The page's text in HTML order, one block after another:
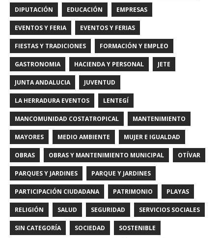
DIPUTACIÓN EDUCACIÓN EMPRESAS
EVENTOS Y FERIA EVENTOS Y FERIAS
FIESTAS Y TRADICIONES FORMACIÓN Y EMPLEO
GASTRONOMIA HACIENDA Y PERSONAL JETE
JUNTA ANDALUCIA JUVENTUD
LA HERRADURA EVENTOS LENTEGÍ
MANCOMUNIDAD COSTATROPICAL MANTENIMIENTO
MAYORES MEDIO AMBIENTE MUJER E IGUALDAD
OBRAS OBRAS Y MANTENIMIENTO MUNICIPAL OTÍVAR
PARQUES Y JARDINES PARQUE Y JARDINES
PARTICIPACIÓN CIUDADANA PATRIMONIO PLAYAS
RELIGIÓN SALUD SEGURIDAD SERVICIOS SOCIALES
SIN CATEGORÍA SOCIEDAD SOSTENIBLE